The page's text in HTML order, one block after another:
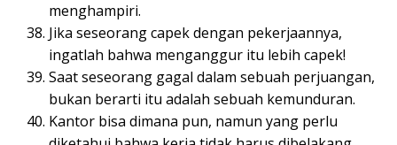
menghampiri.
Jika seseorang capek dengan pekerjaannya,
ingatlah bahwa menganggur itu lebih capek!
Saat seseorang gagal dalam sebuah perjuangan,
bukan berarti itu adalah sebuah kemunduran.
Kantor bisa dimana pun, namun yang perlu